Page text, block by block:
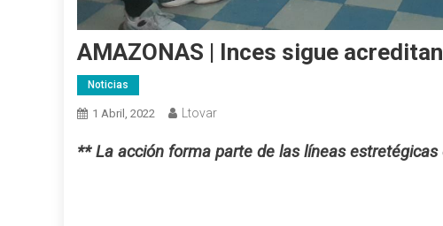
AMAZONAS | Inces sigue
Noticias
1 Abril, 2022 Ltovar
** La acción forma parte de las líneas